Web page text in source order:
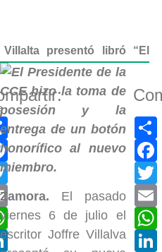
Compartir
Facebook
Twitter
Email
WhatsApp
LinkedIn
Zamora. El pasado
viernes 6 de julio el
escritor Joffre Villalva